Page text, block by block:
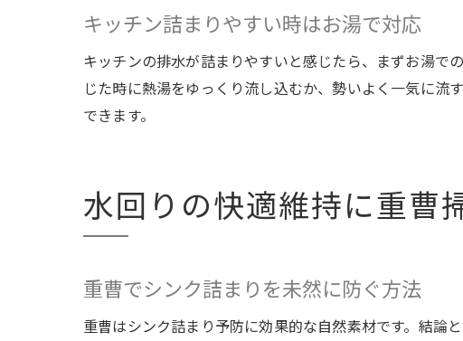
キッチン詰まりやすい時はお湯で対応
キッチンの排水が詰まりやすいと感じたら、まずお湯で
じた時に熱湯をゆっくり流し込むか、勢いよく一気に流
できます。
水回りの快適維持に重曹
重曹でシンク詰まりを未然に防ぐ方法
重曹はシンク詰まり予防に効果的な自然素材です。結論